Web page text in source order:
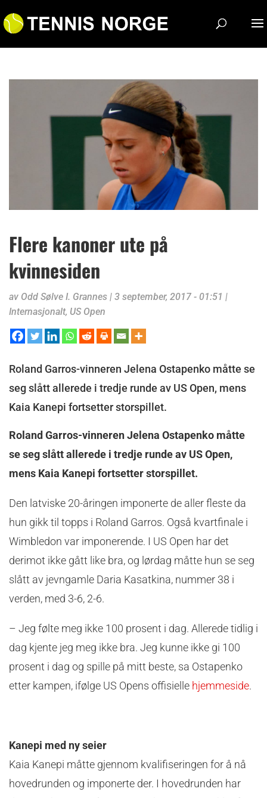
Flere kanoner ute på
kvinnesiden
av Odd Sølve I. Grannes | 3 september, 2017 - 01:51 |
Internasjonalt, US Open
Roland Garros-vinneren Jelena Ostapenko måtte se
seg slått allerede i tredje runde av US Open, mens
Kaia Kanepi fortsetter storspillet.
Roland Garros-vinneren Jelena Ostapenko måtte
se seg slått allerede i tredje runde av US Open,
mens Kaia Kanepi fortsetter storspillet.
Den latviske 20-åringen imponerte de aller fleste da
hun gikk til topps i Roland Garros. Også kvartfinale i
Wimbledon var imponerende. I US Open har det
derimot ikke gått like bra, og lørdag måtte hun se seg
slått av jevngamle Daria Kasatkina, nummer 38 i
verden, med 3-6, 2-6.
– Jeg følte meg ikke 100 prosent i dag. Allerede tidlig i
dag kjente jeg meg ikke bra. Jeg kunne ikke gi 100
prosent i dag og spille på mitt beste, sa Ostapenko
etter kampen, ifølge US Opens offisielle hjemmeside.
Kanepi med ny seier
Kaia Kanepi måtte gjennom kvalifiseringen for å nå
hovedrunden og imponerte der. I hovedrunden har